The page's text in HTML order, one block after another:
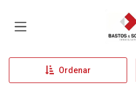
Ordenar